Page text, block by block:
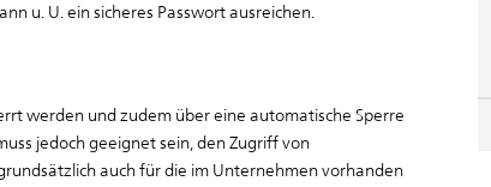
u. U. ein sicheres Passwort ausreichen.
werden und zudem über eine automatische Sperre
jedoch geeignet sein, den Zugriff von
auch für die im Unternehmen vorhanden